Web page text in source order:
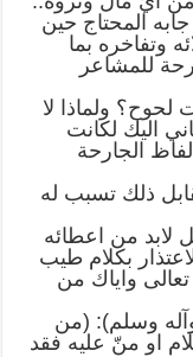
المحتاج حين
وتفاخره بما
للمشاعر
ولماذا لا
اليك لكانت
الجارحة
ذلك تسبب له
لابد من اعطائه
بكلام طيب
واياك من
وسلم): (من
او منّ عليه فقد